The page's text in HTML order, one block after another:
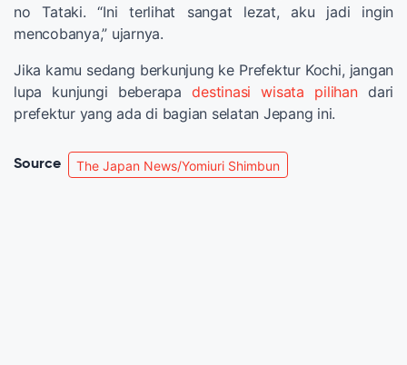
no Tataki. “Ini terlihat sangat lezat, aku jadi ingin
mencobanya,” ujarnya.
Jika kamu sedang berkunjung ke Prefektur Kochi, jangan
lupa kunjungi beberapadestinasi wisata pilihandari
prefektur yang ada di bagian selatan Jepang ini.
Source The Japan News/Yomiuri Shimbun